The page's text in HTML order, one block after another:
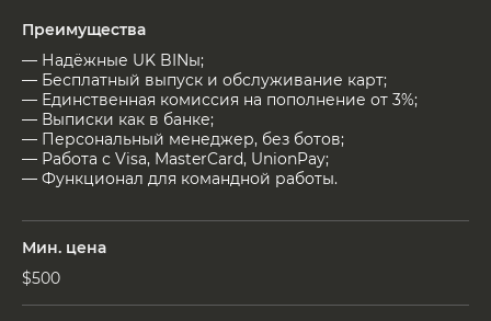
Преимущества
— Надёжные UK BINы;
— Бесплатный выпуск и обслуживание карт;
— Единственная комиссия на пополнение от 3%;
— Выписки как в банке;
— Персональный менеджер, без ботов;
— Работа с Visa, MasterCard, UnionPay;
— Функционал для командной работы.
Мин. цена
$500